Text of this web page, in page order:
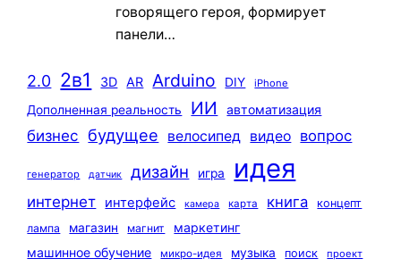
говорящего героя, формирует
панели…
2.0 2в1 3D AR Arduino DIY iPhone
Дополненная реальность ИИ автоматизация
бизнес будущее велосипед видео вопрос
генератор датчик дизайн игра идея
интернет интерфейс камера карта книга
концепт
лампа
магазин магнит
маркетинг
машинное обучение
микро-идея музыка поиск проект